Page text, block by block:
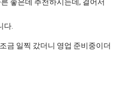
좋은데 추천하시는데, 걸어서
다.
금 일찍 갔더니 영업 준비중이더